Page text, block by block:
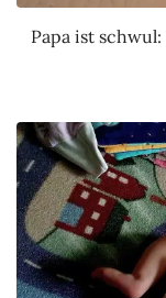
Papa ist